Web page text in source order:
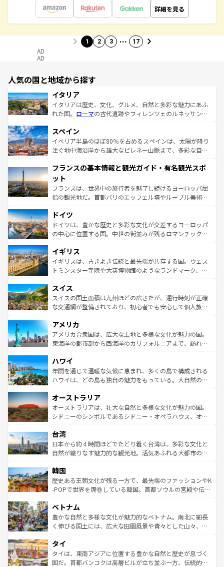
詳細を見る
1 2 3 … 17
AD
AD
人気の国と地域から探す
イタリア
イタリアは歴史、文化、グルメ、自然と多彩な魅力にあふ
れた国。 ローマの古代遺跡やフィレンツェのルネッサンス
ろん、トスカーナの美しい田園風景やアマルフィ海岸の絶
景など、自然景観も見逃せない。観光の合間には、本場の
ピザやパスタなど、絶品のイタリア料理を堪能することも
ませてくれるイタリアで、忘れられない旅をしてみよう！
なお、新着のイタリア情報は
しい。
スペイン
イベリア半島のほぼ80％を占めるスペインは、太陽が降り
注ぐ地中海沿岸から雄大なピレネー山脈まで、多彩な自然
文化が根付くこの国では、情熱的なフラメンコ、熱気あふ
れる闘牛、そして美味しいタパスが生活の一部となってい
る。首都マドリードの洗練された雰囲気や、バルセロナの
アートに溢れた街角から、地方では古代ローマ遺跡や中世
せる。地方によって風土や気候が異なるスペインはその個
性で訪れる人を魅了する。 なお、新着のスペイン情報は コ
ンテンツ一覧を参照してほしい。
フランスの基本情報と観光ガイド・有名観光スポ
ット
フランスは、世界中の旅行者を魅了し続けるヨーロッパ屈
指の観光地だ。首都パリのエッフェル塔やルーブル美術館
で、幅広い魅力が詰まっている。華麗な宮殿、歴史的な大
聖堂、美しいビーチ、そして豊かな自然が、訪れる者を心
から魅了する。また、フランスは美食の国としても知ら
いる。シャンパンの発祥地であるランス、プロヴァンスの
香り高いラベンダー畑など、多彩な楽しみ方が可能だ。さ
らに、パリ以外の地域にも魅力が溢れており、どの街角に
れる地方に足を運ぶとそれぞれで全く異なる文化を体験で
きるだろう。 なお、新着のフランス情報はコンテンツ一覧
を参照してほしい。
ドイツ
ドイツは、豊かな歴史と多彩な文化が交差するヨーロッパ
の中心に位置する国。中世の街並みが残るロマンチック街
顔を持つこの国は、どこを歩いても飽きることがない。ベ
ルリンの文化的活気、バイエルン州のアルプスの絶景、そ
してライン川沿いのワイン畑といった風景は必見。ビール
は、お酒好きな人にはぜひ体験してほしい。 なお、新着の
ドイツ情報はコンテンツ一覧を参照してほしい。
イギリス
イギリスは、古きよき伝統と最先端が共存する国。ウェス
トミンスター寺院や大英博物館のようなランドマーク、歴
リアごとに異なる魅力がある。また、優雅なアフタヌーン
ティー、ビール好きにはたまらない英国パブ、サッカー観
戦など、本場だからこそできる体験も豊富。イギリスを旅
ンツ一覧を参照してほしい。
スイス
スイスの国土面積は九州ほどの広さだが、運行時刻が正確
な交通網が整備されており、初心者でも安心して個人旅行
の建物がそのまま残る町や、スイスならではのユニークな
博物館もあり、アルプス観光だけでなく町歩きも満喫する
ことができる。国民の所得が高いため物価も高いが、旅行
ば市内交通費無料で観光を楽しむこともできる。 なお、新
着のスイス情報はコンテンツ一覧 を参照してほしい。
アメリカ
アメリカ合衆国は、広大な土地と多様な文化が魅力の国。
東海岸の都市部から西海岸のカリフォルニアまで、訪れる
のような巨大都市は、観光、ショッピング、エンターテイ
ンメントが詰まった刺激的なスポットだ。一方、アメリカ
西部には大自然が広がり、グランドキャニオンやイエロー
部のニューオーリンズでは、音楽と美食が融合した独特の
文化が魅力。旅行者はアメリカの各地域で異なる魅力を楽
しみながら、その多様性と豊かな歴史を感じることができ
ならではの贅沢な旅のスタイルだ。 なお、新着のアメリカ
情報はコンテンツ一覧を参照してほしい。
ハワイ
年間を通じて温暖な気候に恵まれ、多くの島で構成される
ハワイは、どの島も独自の魅力をもっている。大自然の神
ワイ島は見逃せない。また、定番の観光地といえばオアフ
島だが、静かな自然を求めるならマウイ島やカウアイ島が
おすすめ。エメラルドグリーンに輝く海をはじめ、豊かな
れるおもてなしの心で訪れる人々を迎えてくれるハワイの
人々、おいしいローカルフードやハワイアンミュージッ
ク、伝統的なフラダンスなど、すべてがハワイの魅力を彩
ワイを、存分に味わってほしい。 なお、新着のハワイ情報
はコンテンツ一覧を参照してほしい。
オーストラリア
オーストラリアは、壮大な自然と多様な文化が魅力の国。
シドニーのシンボルであるシドニー・オペラハウス、オー
リアリーフや大陸中央部にそびえるウルル（エアーズロッ
ク）、タスマニアの美しい原生林やケアンズの熱帯雨林な
ど、見どころがたくさん。また、カフェやワイン、オージ
いる。アクティビティも充実しており、サーフィンやダイ
ビング、ハイキングなど、アウトドア好きにはたまらな
い。オーストラリアの多彩な魅力を存分に味わいつくそ
参照してほしい。
台湾
日本から約４時間ほどでたどり着く台湾は、多彩な文化と
自然が織りなす魅力的な観光地。活気あふれる大都市の台
ン）、静ひつな山岳地帯である台湾東部など、都市の喧騒
と山間の静けさが共存しており、訪れる人に新しい発見と
驚きをもたらしてくれる。また、奥深い台湾の食文化も魅
容にもいいと評判のスイーツなど、バラエティ豊かな料理
が味わえる。 なお、新着の台湾情報は コンテンツ一覧を参
照してほしい。
韓国
歴史ある王朝文化が残る一方で、最先端のファッションやK
-POPで世界を席巻している韓国。首都ソウルの宮殿や伝統
き、地方に足を延ばせば四季折々の自然美を楽しむことが
できる。そして、キムチや焼肉、絶品のストリートフード
まで、さまざまな韓国料理が待っている。夜には、韓国な
リティに包まれながら、韓国の多彩な魅力を心ゆくまで味
わってみてほしい。 なお、新着の韓国情報はコンテンツ一
覧を参照してほしい。
ベトナム
豊かな自然と多様な文化が魅力的なベトナム。南北に細長
く伸びる国土には、広大な田園風景や青々とした山々、世
急速な発展と共に伝統が息づく。ハノイの古い町並みやホ
ーチミン市のフランス統治時代の建物も、独特の雰囲気を
醸し出している。また、バラエティの豊かさとおいしさで
タイ
タイは、東南アジアに位置する豊かな自然と歴史が息づく
国だ。首都バンコクは高層ビルが立ち並ぶ一方、伝統的な